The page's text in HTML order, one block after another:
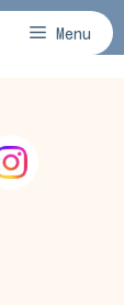
Menu